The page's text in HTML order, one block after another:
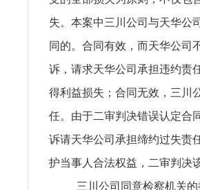
失。本案中三川公司与天华公
同的。合同有效，而天华公司
诉，请求天华公司承担违约责
得利益损失；合同无效，三川
任。由于二审判决错误认定合
诉请天华公司承担缔约过失责
护当事人合法权益，二审判决
三川公司同意检察机关